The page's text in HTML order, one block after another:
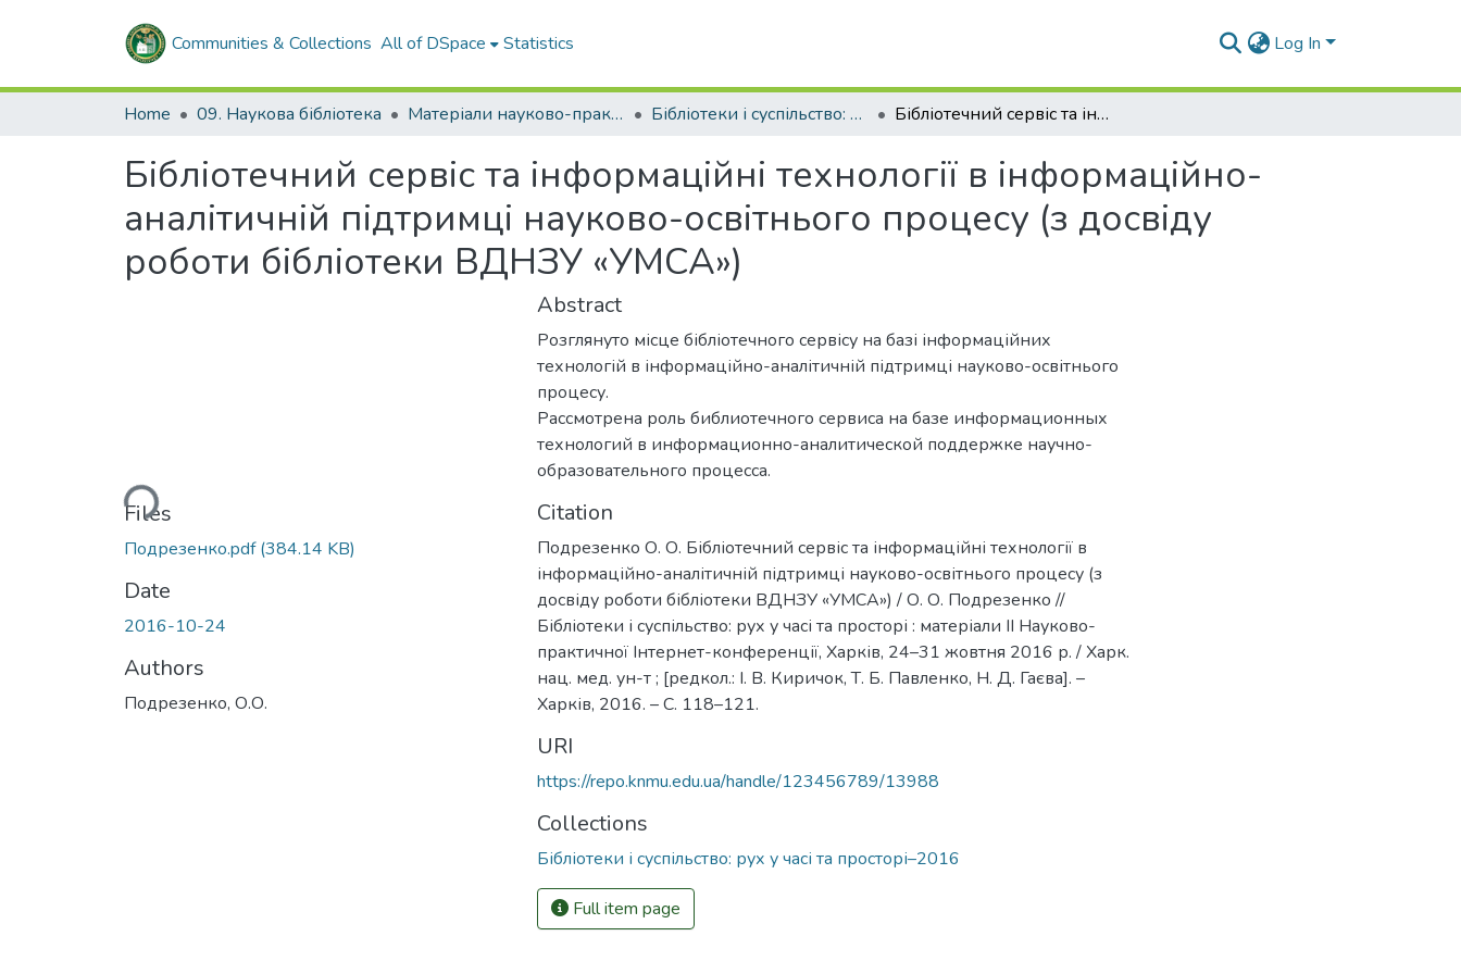
Communities & Collections All of DSpace Statistics Log In
Home 09. Наукова бібліотека Матеріали науково-практичних заходів НБ ХНМУ Бібліотеки і суспільство: рух у часі та просторі–2016 Бібліотечний сервіс та інформаційні технології в інформаційно-аналітичній підтримці науково-освітнього процесу (з досвіду роботи бібліотеки ВДНЗУ «УМСА»)
Бібліотечний сервіс та інформаційні технології в інформаційно-
аналітичній підтримці науково-освітнього процесу (з досвіду
роботи бібліотеки ВДНЗУ «УМСА»)
Loading...
Files
Подрезенко.pdf(384.14 KB)
Date
2016-10-24
Authors
Подрезенко, О.О.
Abstract
Розглянуто місце бібліотечного сервісу на базі інформаційних
технологій в інформаційно-аналітичній підтримці науково-освітнього
процесу.
Рассмотрена роль библиотечного сервиса на базе информационных
технологий в информационно-аналитической поддержке научно-
образовательного процесса.
Citation
Подрезенко О. О. Бібліотечний сервіс та інформаційні технології в
інформаційно-аналітичній підтримці науково-освітнього процесу (з
досвіду роботи бібліотеки ВДНЗУ «УМСА») / О. О. Подрезенко //
Бібліотеки і суспільство: рух у часі та просторі : матеріали ІІ Науково-
практичної Інтернет-конференції, Харків, 24–31 жовтня 2016 р. / Харк.
нац. мед. ун-т ; [редкол.: І. В. Киричок, Т. Б. Павленко, Н. Д. Гаєва]. –
Харків, 2016. – С. 118–121.
URI
https://repo.knmu.edu.ua/handle/123456789/13988
Collections
Бібліотеки і суспільство: рух у часі та просторі–2016
Full item page